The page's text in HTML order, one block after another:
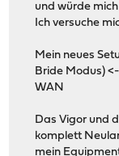
und würde
Ich versuche
Mein neues
Bride Modus)
WAN
Das Vigor und
komplett
mein